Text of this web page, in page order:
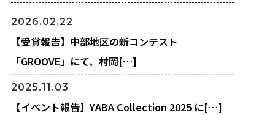
2026.02.22
【受賞報告】中部地区の新コンテスト
「GROOVE」にて、村岡[…]
2025.11.03
【イベント報告】YABA Collection 2025 に[…]